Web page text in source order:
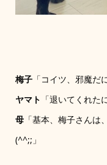
梅子「コイツ、邪魔だ
ヤマト 「退いてくれた
母「基本、梅子さんは
(^^;;」